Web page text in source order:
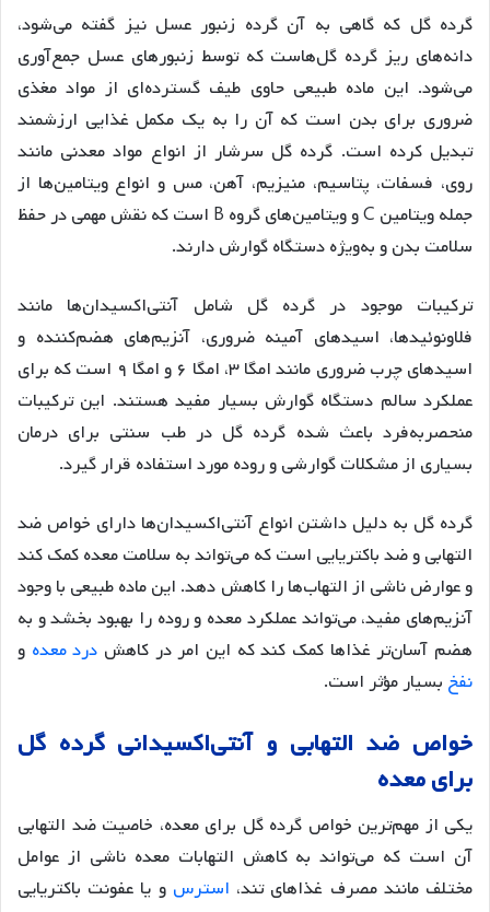
گرده گل که گاهی به آن گرده زنبور عسل نیز گفته می‌شود،
دانه‌های ریز گرده گل‌هاست که توسط زنبورهای عسل جمع‌آوری
می‌شود. این ماده طبیعی حاوی طیف گسترده‌ای از مواد مغذی
ضروری برای بدن است که آن را به یک مکمل غذایی ارزشمند
تبدیل کرده است. گرده گل سرشار از انواع مواد معدنی مانند
روی، فسفات، پتاسیم، منیزیم، آهن، مس و انواع ویتامین‌ها از
جمله ویتامین C و ویتامین‌های گروه B است که نقش مهمی در حفظ
سلامت بدن و به‌ویژه دستگاه گوارش دارند.
ترکیبات موجود در گرده گل شامل آنتی‌اکسیدان‌ها مانند
فلاونوئیدها، اسیدهای آمینه ضروری، آنزیم‌های هضم‌کننده و
اسیدهای چرب ضروری مانند امگا ۳، امگا ۶ و امگا ۹ است که برای
عملکرد سالم دستگاه گوارش بسیار مفید هستند. این ترکیبات
منحصربه‌فرد باعث شده گرده گل در طب سنتی برای درمان
بسیاری از مشکلات گوارشی و روده مورد استفاده قرار گیرد.
گرده گل به دلیل داشتن انواع آنتی‌اکسیدان‌ها دارای خواص ضد
التهابی و ضد باکتریایی است که می‌تواند به سلامت معده کمک کند
و عوارض ناشی از التهاب‌ها را کاهش دهد. این ماده طبیعی با وجود
آنزیم‌های مفید، می‌تواند عملکرد معده و روده را بهبود بخشد و به
هضم آسان‌تر غذاها کمک کند که این امر در کاهش درد معده و
نفخ بسیار مؤثر است.
خواص ضد التهابی و آنتیاکسیدانی گرده گل
برایمعده
یکی از مهم‌ترین خواص گرده گل برای معده، خاصیت ضد التهابی
آن است که می‌تواند به کاهش التهابات معده ناشی از عوامل
مختلف مانند مصرف غذاهای تند، استرس و یا عفونت باکتریایی